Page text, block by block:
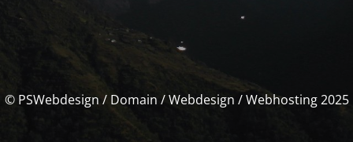
© PSWebdesign / Domain / Webdesign / Webhosting 2025